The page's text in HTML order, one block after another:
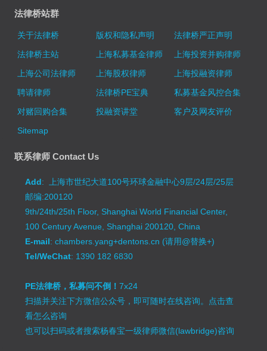
法律桥站群
关于法律桥 版权和隐私声明
法律桥严正声明
法律桥主站
上海私募基金律师
上海投资并购律师
上海公司法律师
上海股权律师
上海投融资律师
聘请律师
法律桥PE宝典
私募基金风控合集
对赌回购合集
投融资讲堂
客户及网友评价
Sitemap
联系律师 Contact Us
Add: 上海市世纪大道100号环球金融中心9层/24层/25层
邮编:200120
9th/24th/25th Floor, Shanghai World Financial Center,
100 Century Avenue, Shanghai 200120, China
E-mail: chambers.yang+dentons.cn (请用@替换+)
Tel/WeChat: 1390 182 6830
PE法律桥，私募问不倒！7x24
扫描并关注下方微信公众号，即可随时在线咨询。 点击查
看怎么咨询
也可以扫码或者搜索杨春宝一级律师微信(lawbridge)咨询